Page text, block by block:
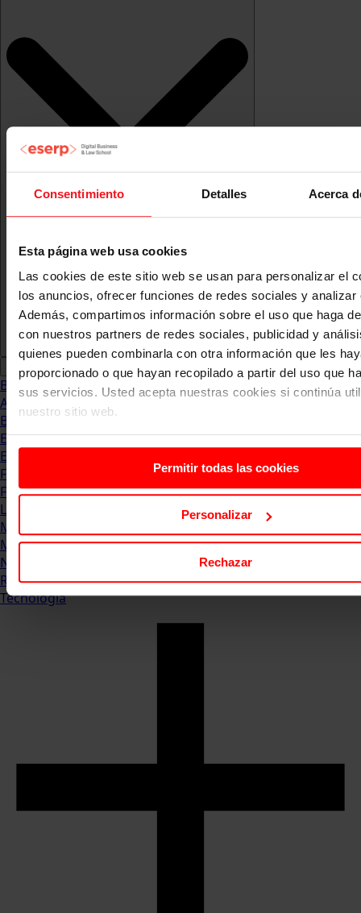
Consentimiento Detalles Acerca
Esta página web usa cookies
Las cookies de este sitio web se usan para personalizar el
los anuncios, ofrecer funciones de redes sociales y analizar
Además, compartimos información sobre el uso que haga
con nuestros partners de redes sociales, publicidad y
quienes pueden combinarla con otra información que les
proporcionado o que hayan recopilado a partir del uso que
sus servicios. Usted acepta nuestras cookies si continúa
nuestro sitio web.
Permitir todas las cookies
Personalizar
Rechazar
Blog
Abogacia
Business
Empleo & Emprendimiento
Empresas
Finanzas
Formación & Estudios
Luxury
Management
Marketing & Comunicación
Negocios
Recursos Humanos
Tecnología